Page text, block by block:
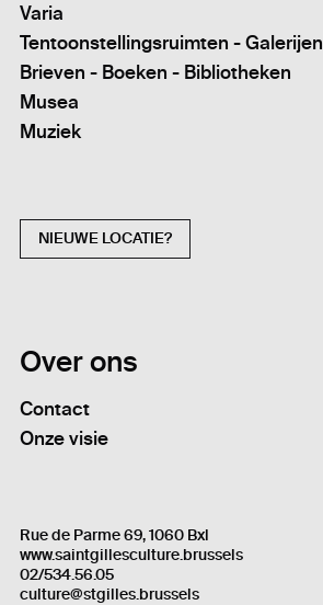
Varia
Tentoonstellingsruimten - Galerijen
Brieven - Boeken - Bibliotheken
Musea
Muziek
NIEUWE LOCATIE?
Over ons
Contact
Onze visie
Rue de Parme 69, 1060 Bxl
www.saintgillesculture.brussels
02/534.56.05
culture@stgilles.brussels